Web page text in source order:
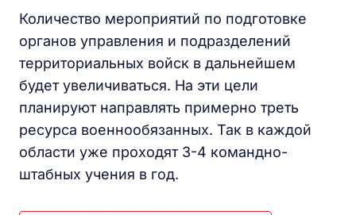
Количество мероприятий по подготовке
органов управления и подразделений
территориальных войск в дальнейшем
будет увеличиваться. На эти цели
планируют направлять примерно треть
ресурса военнообязанных. Так в каждой
области уже проходят 3-4 командно-
штабных учения в год.